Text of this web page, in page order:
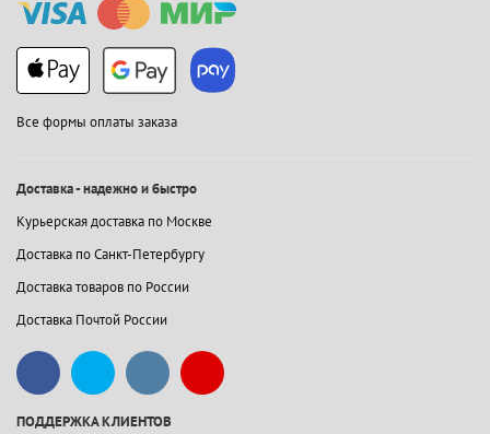
Все формы оплаты заказа
Доставка - надежно и быстро
Курьерская доставка по Москве
Доставка по Санкт-Петербургу
Доставка товаров по России
Доставка Почтой России
ПОДДЕРЖКА КЛИЕНТОВ